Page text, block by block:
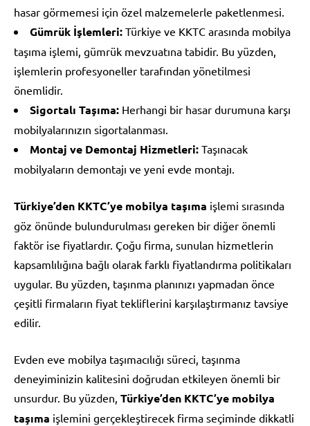
hasar görmemesi için özel malzemelerle paketlenmesi.
Gümrük İşlemleri: Türkiye ve KKTC arasında mobilya
taşıma işlemi, gümrük mevzuatına tabidir. Bu yüzden,
işlemlerin profesyoneller tarafından yönetilmesi
önemlidir.
Sigortalı Taşıma: Herhangi bir hasar durumuna karşı
mobilyalarınızın sigortalanması.
Montaj ve Demontaj Hizmetleri: Taşınacak
mobilyaların demontajı ve yeni evde montajı.
Türkiye’den KKTC’ye mobilya taşıma işlemi sırasında
göz önünde bulundurulması gereken bir diğer önemli
faktör ise fiyatlardır. Çoğu firma, sunulan hizmetlerin
kapsamlılığına bağlı olarak farklı fiyatlandırma politikaları
uygular. Bu yüzden, taşınma planınızı yapmadan önce
çeşitli firmaların fiyat tekliflerini karşılaştırmanız tavsiye
edilir.
Evden eve mobilya taşımacılığı süreci, taşınma
deneyiminizin kalitesini doğrudan etkileyen önemli bir
unsurdur. Bu yüzden, Türkiye’den KKTC’ye mobilya
taşıma işlemini gerçekleştirecek firma seçiminde dikkatli